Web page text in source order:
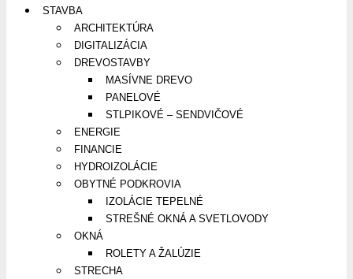
STAVBA
ARCHITEKTÚRA
DIGITALIZÁCIA
DREVOSTAVBY
MASÍVNE DREVO
PANELOVÉ
STLPIKOVÉ – SENDVIČOVÉ
ENERGIE
FINANCIE
HYDROIZOLÁCIE
OBYTNÉ PODKROVIA
IZOLÁCIE TEPELNÉ
STREŠNÉ OKNÁ A SVETLOVODY
OKNÁ
ROLETY A ŽALÚZIE
STRECHA